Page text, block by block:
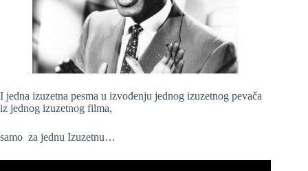
I jedna izuzetna pesma u izvođenju jednog izuzetnog pevača
iz jednog izuzetnog filma,
samo za jednu Izuzetnu…